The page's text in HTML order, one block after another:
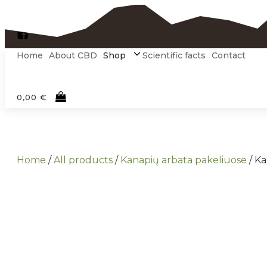
Home About CBD Shop Scientific facts Contact
0,00 €
Home /All products / Kanapių arbata pakeliuose /